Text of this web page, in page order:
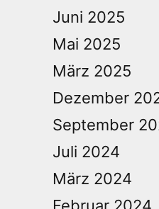
Juni 2025
Mai 2025
März 2025
Dezember
September
Juli 2024
März 2024
Februar 2024